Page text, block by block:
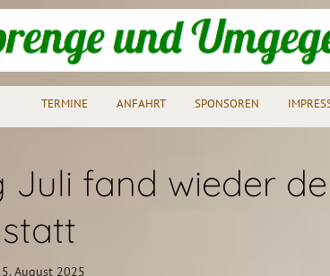
TERMINE ANFAHRT SPONSOREN
Juli fand wieder
August 2025